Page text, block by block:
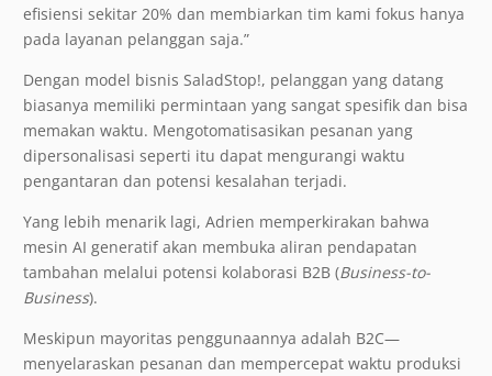
efisiensi sekitar 20% dan membiarkan tim kami fokus hanya
pada layanan pelanggan saja.”
Dengan model bisnis SaladStop!, pelanggan yang datang
biasanya memiliki permintaan yang sangat spesifik dan bisa
memakan waktu. Mengotomatisasikan pesanan yang
dipersonalisasi seperti itu dapat mengurangi waktu
pengantaran dan potensi kesalahan terjadi.
Yang lebih menarik lagi, Adrien memperkirakan bahwa
mesin AI generatif akan membuka aliran pendapatan
tambahan melalui potensi kolaborasi B2B (Business-to-
Business).
Meskipun mayoritas penggunaannya adalah B2C—
menyelaraskan pesanan dan mempercepat waktu produksi